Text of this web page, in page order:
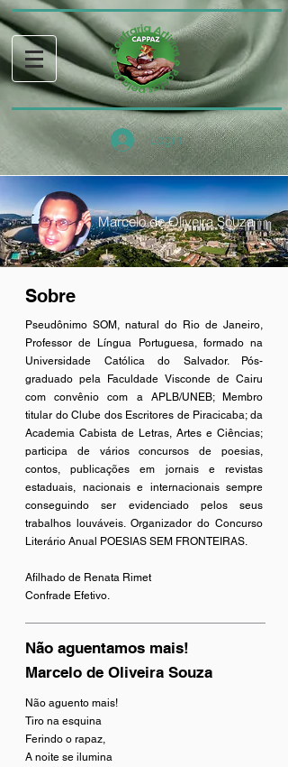
Login
Marcelo de Oliveira Souza
Sobre
Pseudônimo SOM, natural do Rio de Janeiro,
Professor de Língua Portuguesa, formado na
Universidade Católica do Salvador. Pós-
graduado pela Faculdade Visconde de Cairu
com convênio com a APLB/UNEB; Membro
titular do Clube dos Escritores de Piracicaba; da
Academia Cabista de Letras, Artes e Ciências;
participa de vários concursos de poesias,
contos, publicações em jornais e revistas
estaduais, nacionais e internacionais sempre
conseguindo ser evidenciado pelos seus
trabalhos louváveis. Organizador do Concurso
Literário Anual POESIAS SEM FRONTEIRAS.
Afilhado de Renata Rimet
Confrade Efetivo.
Não aguentamos mais!
Marcelo de Oliveira Souza
Não aguento mais!
Tiro na esquina
Ferindo o rapaz,
A noite se ilumina